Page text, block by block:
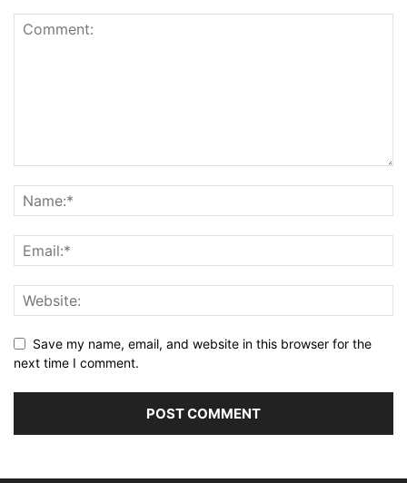
Save my name, email, and website in this browser for the
next time I comment.